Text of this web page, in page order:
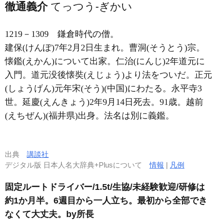
徹通義介 てっつう-ぎかい
1219－1309 鎌倉時代の僧。
建保(けんぽ)7年2月2日生まれ。曹洞(そうとう)宗。
懐鑑(えかん)について出家。仁治(にんじ)2年道元に
入門。道元没後懐奘(えじょう)より法をついだ。正元
(しょうげん)元年宋(そう)(中国)にわたる。永平寺3
世。延慶(えんきょう)2年9月14日死去。91歳。越前
(えちぜん)(福井県)出身。法名は別に義鑑。
出典 講談社
デジタル版 日本人名大辞典+Plusについて情報 | 凡例
固定ルートドライバー/1.5t/生協/未経験歓迎/研修は
約1か月半。6週目から一人立ち。最初から全部でき
なくて大丈夫。by所長